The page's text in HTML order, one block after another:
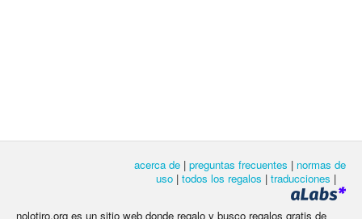
acerca de | preguntas frecuentes | normas de
uso | todos los regalos | traducciones |
nolotiro.org es un sitio web donde regalo y busco regalos gratis de